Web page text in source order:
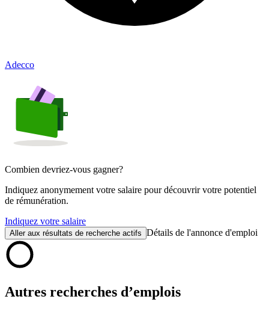
Adecco
Combien devriez-vous gagner?
Indiquez anonymement votre salaire pour découvrir votre potentiel
de rémunération.
Indiquez votre salaire
Aller aux résultats de recherche actifs Détails de l'annonce d'emploi
Autres recherches d’emplois